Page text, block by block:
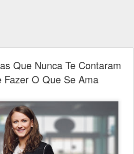
Que Nunca Te Contaram
Fazer O Que Se Ama